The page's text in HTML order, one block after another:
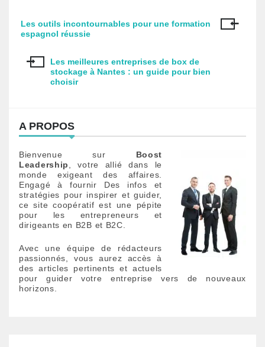
N
a
t
i
o
n
d
e
l
Les outils incontournables pour une formation
espagnol réussie
Les meilleures entreprises de box de
stockage à Nantes : un guide pour bien
choisir
A PROPOS
Bienvenue sur Boost
Leadership
, votre allié dans le
monde exigeant des affaires.
Engagé à fournir Des infos et
stratégies pour inspirer et guider,
ce site coopératif est une pépite
pour les entrepreneurs et
dirigeants en B2B et B2C.
Avec une équipe de rédacteurs
passionnés, vous aurez accès à
des articles pertinents et actuels
pour guider votre entreprise vers de nouveaux
horizons.